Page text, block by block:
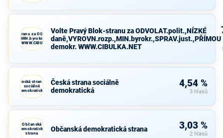
Blok-stranu za ODVOLAT.polit.,NÍZKÉ
demokr. WWW.CIBULKA.NET
Volte Pravý Blok-stranu za ODVOLAT.polit.,NÍZKÉ
daně,VYROVN.rozp.,MIN.byrokr.,SPRAV.just.,PŘÍMOU
demokr. WWW.CIBULKA.NET
Česká strana
sociálně
demokratická
Česká strana sociálně
demokratická
4,54 %
3 hlasů
Občanská
demokratická
strana
Občanská demokratická strana 3,03 %
2 hlasů